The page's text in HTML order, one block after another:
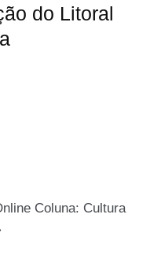
do Litoral
Coluna: Cultura